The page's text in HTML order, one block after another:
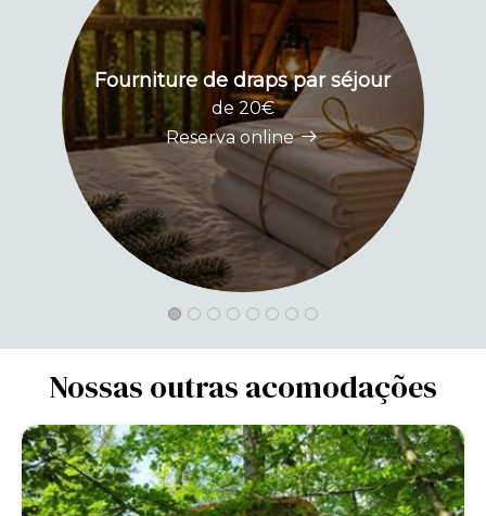
Fourniture de draps par séjour
de 20€
Reserva online
Nossas outras acomodações